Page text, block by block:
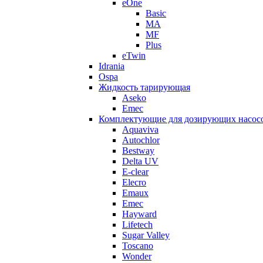
eOne
Basic
MA
MF
Plus
eTwin
Idrania
Ospa
Жидкость тарирующая
Aseko
Emec
Комплектующие для дозирующих
Aquaviva
Autochlor
Bestway
Delta UV
E-clear
Elecro
Emaux
Emec
Hayward
Lifetech
Sugar Valley
Toscano
Wonder